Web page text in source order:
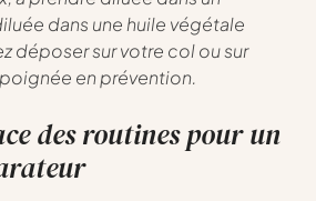
dans une huile végétale
déposer sur votre col ou sur
en prévention.
des routines pour un